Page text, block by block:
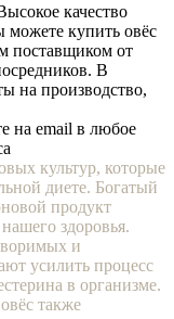
качество
можете купить овёс
поставщиком от
В
на производство,
на email в любое
культур, которые
диете. Богатый
продукт
здоровья.
и
усилить процесс
в организме.
также